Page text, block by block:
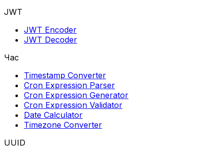
JWT
JWT Encoder
JWT Decoder
Час
Timestamp Converter
Cron Expression Parser
Cron Expression Generator
Cron Expression Validator
Date Calculator
Timezone Converter
UUID